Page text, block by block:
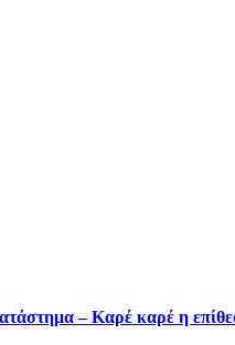
– Καρέ καρέ η